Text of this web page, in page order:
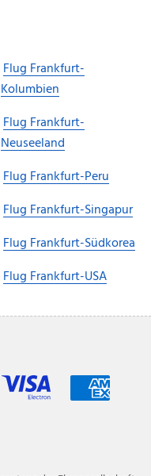
Flug Frankfurt-
Kolumbien
Flug Frankfurt-
Neuseeland
Flug Frankfurt-Peru
Flug Frankfurt-Singapur
Flug Frankfurt-Südkorea
Flug Frankfurt-USA